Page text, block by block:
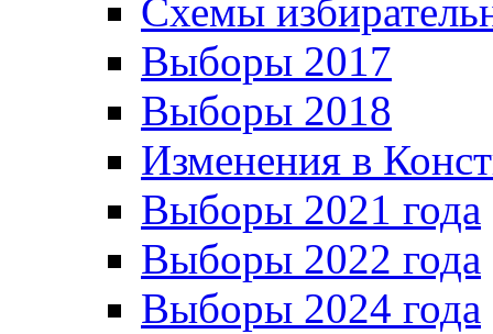
Схемы
Выборы 2017
Выборы 2018
Изменения в
Выборы 2021 года
Выборы 2022 года
Выборы 2024 года